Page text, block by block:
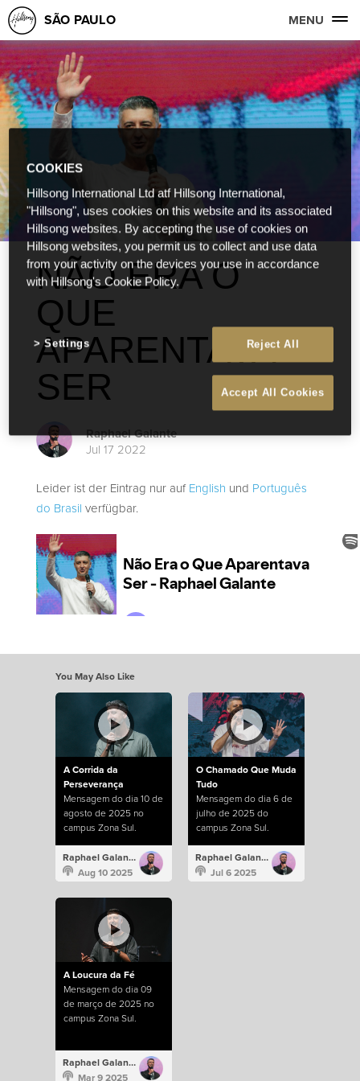
SÃO PAULO MENU
NÃO ERA O
QUE
APARENTAVA
SER
Raphael Galante
Jul 17 2022
Leider ist der Eintrag nur aufEnglish und Português
do Brasil verfügbar.
You May Also Like
A Corrida da
Perseverança
Mensagem do dia 10 de
agosto de 2025 no
campus Zona Sul.
Raphael Galante
Aug 10 2025
O Chamado Que Muda
Tudo
Mensagem do dia 6 de
julho de 2025 do
campus Zona Sul.
Raphael Galante
Jul 6 2025
A Loucura da Fé
Mensagem do dia 09
de março de 2025 no
campus Zona Sul.
Raphael Galante
Mar 9 2025
COOKIES
Hillsong International Ltd atf Hillsong International,
"Hillsong", uses cookies on this website and its associated
Hillsong websites. By accepting the use of cookies on
Hillsong websites, you permit us to collect and use data
from your activity on the devices you use in accordance
with Hillsong's Cookie Policy.
Reject All
Accept All Cookies
Settings